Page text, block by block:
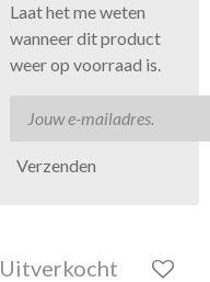
Laat het me weten
wanneer dit product
weer op voorraad is.
Verzenden
Uitverkocht